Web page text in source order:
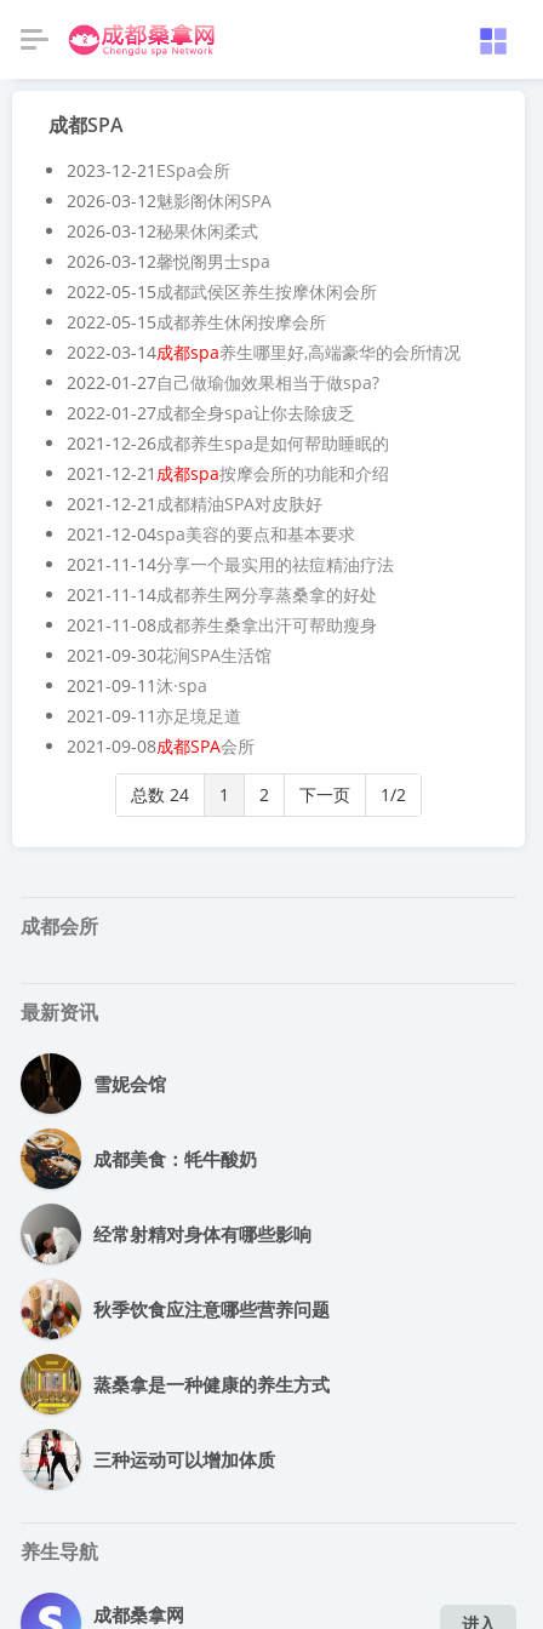
成都SPA
2023-12-21 ESpa会所
2026-03-12魅影阁休闲SPA
2026-03-12秘果休闲柔式
2026-03-12馨悦阁男士spa
2022-05-15成都武侯区养生按摩休闲会所
2022-05-15成都养生休闲按摩会所
2022-03-14成都spa养生哪里好,高端豪华的会所情况
2022-01-27自己做瑜伽效果相当于做spa?
2022-01-27成都全身spa让你去除疲乏
2021-12-26成都养生spa是如何帮助睡眠的
2021-12-21 成都spa按摩会所的功能和介绍
2021-12-21 成都精油SPA对皮肤好
2021-12-04spa美容的要点和基本要求
2021-11-14分享一个最实用的祛痘精油疗法
2021-11-14成都养生网分享蒸桑拿的好处
2021-11-08成都养生桑拿出汗可帮助瘦身
2021-09-30花涧SPA生活馆
2021-09-11沐·spa
2021-09-11亦足境足道
2021-09-08成都SPA会所
总数 24 1 2 下一页 1/2
成都会所
最新资讯
雪妮会馆
成都美食：牦牛酸奶
经常射精对身体有哪些影响
秋季饮食应注意哪些营养问题
蒸桑拿是一种健康的养生方式
三种运动可以增加体质
养生导航
成都桑拿网 进入